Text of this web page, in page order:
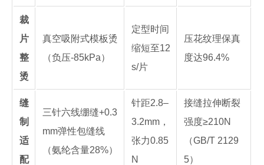
裁
片
整
烫
真空吸附式模板烫
（负压-85kPa）
定型时间
缩短至12
s/片
压花纹理保真
度达96.4%
缝
制
适
配
三针六线绷缝+0.3
mm弹性包缝线
（氨纶含量28%）
针距2.8–
3.2mm，
张力0.85
N
接缝拉伸断裂
强度≥210N
（GB/T 2129
5）